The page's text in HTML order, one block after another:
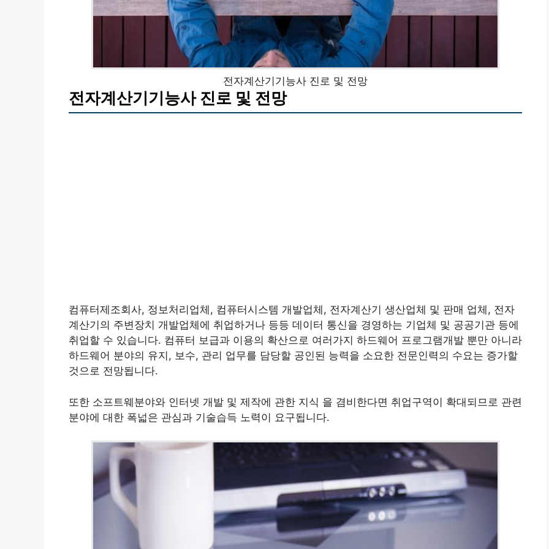
전자계산기기능사 진로 및 전망
전자계산기기능사 진로 및 전망
컴퓨터제조회사, 정보처리업체, 컴퓨터시스템 개발업체, 전자계산기 생산업체 및 판매 업체, 전자
계산기의 주변장치 개발업체에 취업하거나 등등 데이터 통신을 경영하는 기업체 및 공공기관 등에
취업할 수 있습니다. 컴퓨터 보급과 이용의 확산으로 여러가지 하드웨어 프로그램개발 뿐만 아니라
하드웨어 분야의 유지, 보수, 관리 업무를 담당할 공인된 능력을 소요한 전문인력의 수요는 증가할
것으로 전망됩니다.
또한 소프트웨분야와 인터넷 개발 및 제작에 관한 지식 을 겸비한다면 취업구역이 확대되므로 관련
분야에 대한 폭넓은 관심과 기술습득 노력이 요구됩니다.